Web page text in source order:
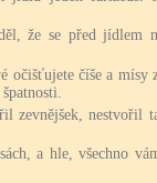
že se před jídlem
očišťujete číše a mísy
zevnějšek, nestvořil
a hle, všechno